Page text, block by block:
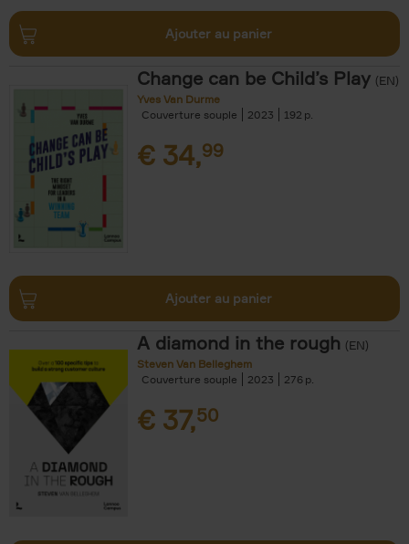
Ajouter au panier
Change can be Child’s Play (EN)
Yves Van Durme
Couverture souple
2023 192
€ 34,99
Ajouter au panier
A diamond in the rough (EN)
Steven Van Belleghem
Couverture souple
2023 276
€ 37,50